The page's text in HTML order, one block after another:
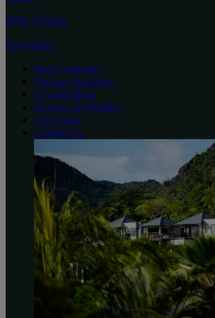
0000 Victoria
Seychelles
Book your stay
Manage bookings
Get directions
Explore Seychelles
Gift Cards
Contact Us